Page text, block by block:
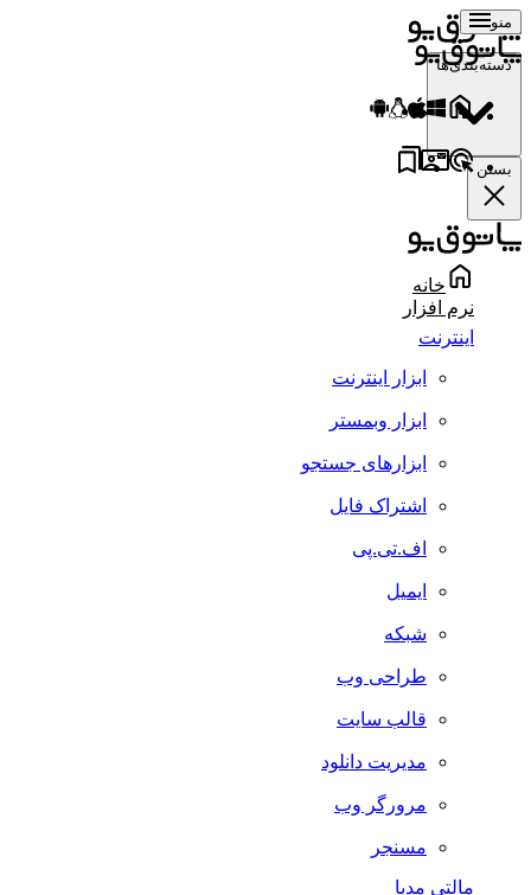
منو
دسته‌بندی‌ها
بستن
خانه
نرم افزار
اینترنت
ابزار اینترنت
ابزار وبمستر
ابزارهای جستجو
اشتراک فایل
اف.تی.پی
ایمیل
شبکه
طراحی وب
قالب سایت
مدیریت دانلود
مرورگر وب
مسنجر
مالتی مدیا